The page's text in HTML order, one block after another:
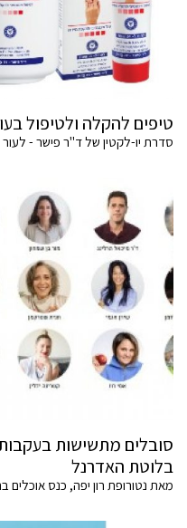
טיפים להקלה ולטיפול
סדרת יו-לקטין של ד"ר פישר - לעור
סובלים מתשישות
בלוטת האדרנל
מאת נטורופת רון יפה, כנס אוכלים